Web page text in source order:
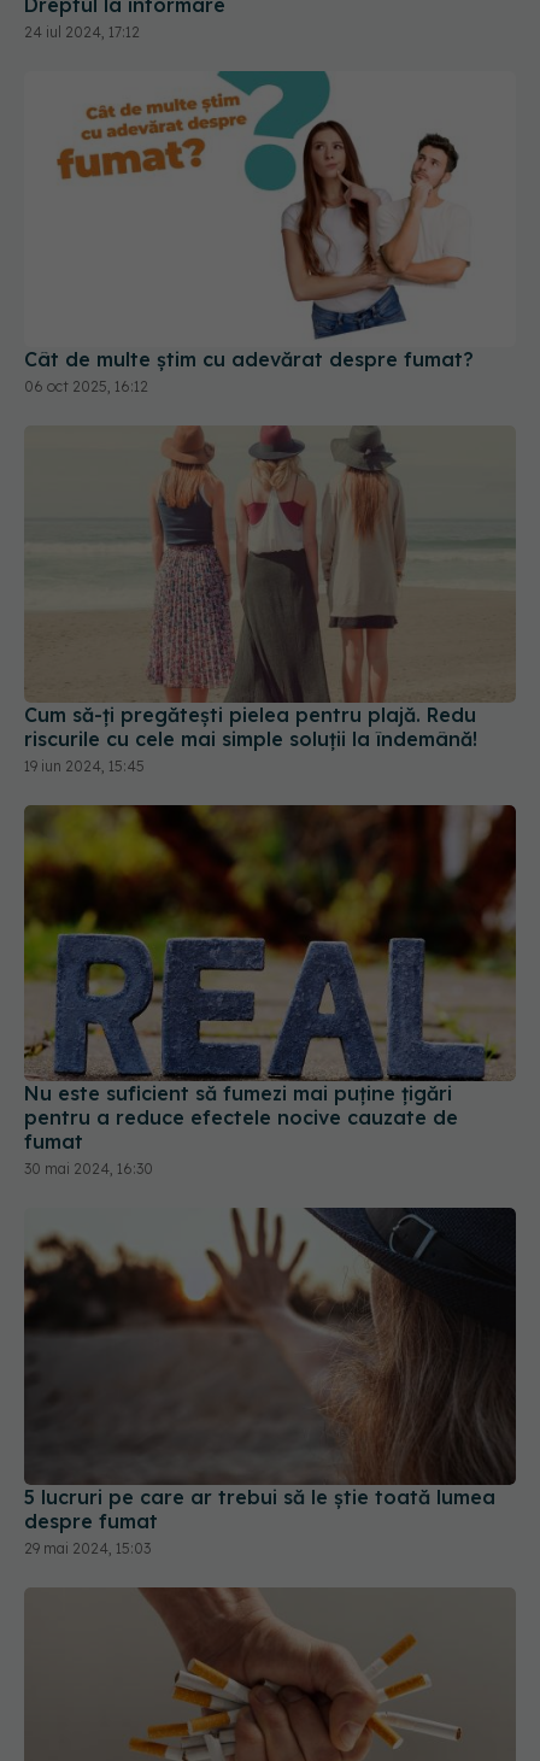
Cât de multe știm cu adevărat despre fumat?
Cum să-ți pregătești pielea pentru plajă. Redu
riscurile cu cele mai simple soluții la îndemână!
19 iun 2024, 15:45
Nu este suficient să fumezi mai puține țigări
pentru a reduce efectele nocive cauzate de
fumat
30 mai 2024, 16:30
5 lucruri pe care ar trebui să le știe toată lumea
29 mai 2024, 15:03